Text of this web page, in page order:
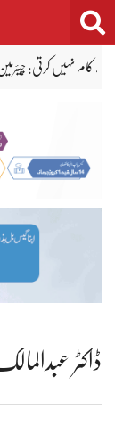
Skip
to
content
کی تحقیقات کا حکم
ڈاکٹر عبدالمالک بلوچ کا 3